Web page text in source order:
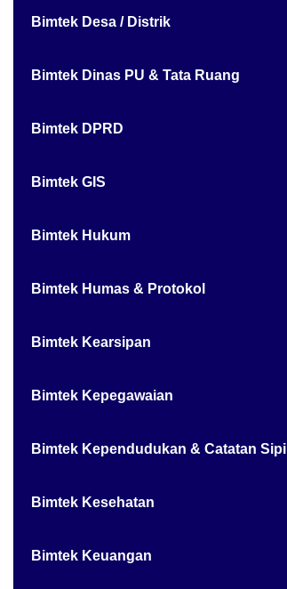
Bimtek Desa / Distrik
Bimtek Dinas PU & Tata Ruang
Bimtek DPRD
Bimtek GIS
Bimtek Hukum
Bimtek Humas & Protokol
Bimtek Kearsipan
Bimtek Kepegawaian
Bimtek Kependudukan & Catatan Sipil
Bimtek Kesehatan
Bimtek Keuangan